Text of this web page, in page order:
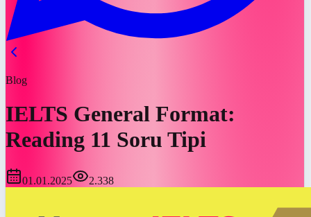
Blog
IELTS General Format:
Reading 11 Soru Tipi
01.01.2025 2.338